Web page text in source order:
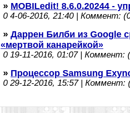
» MOBILedit! 8.6.0.20244 -
04-06-2016, 21:40 | Коммент:
» Даррен Билби из Google
«мертвой канарейкой»
019-11-2016, 01:07 | Коммент:
» Процессор Samsung
029-12-2016, 15:57 | Коммент: